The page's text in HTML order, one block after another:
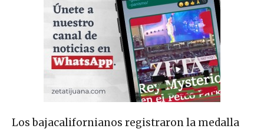
Los bajacalifornianos registraron la medalla